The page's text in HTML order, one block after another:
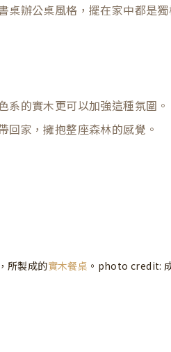
辦公桌風格，擺在家中都是
系的實木更可以加強這種氛圍。
回家，擁抱整座森林的感覺。
，所製成的實木餐桌 。photo credit: